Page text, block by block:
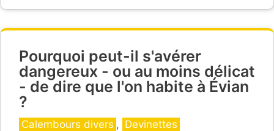
Pourquoi peut-il s'avérer
dangereux - ou au moins délicat
- de dire que l'on habite à Évian
?
Catégories
Calembours divers , Devinettes